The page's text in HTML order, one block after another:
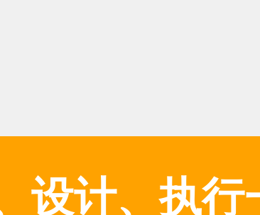
设计、执行